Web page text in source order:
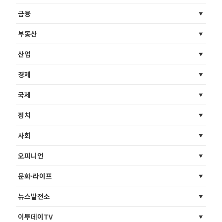
금융
부동산
산업
경제
국제
정치
사회
오피니언
문화·라이프
뉴스발전소
이투데이TV